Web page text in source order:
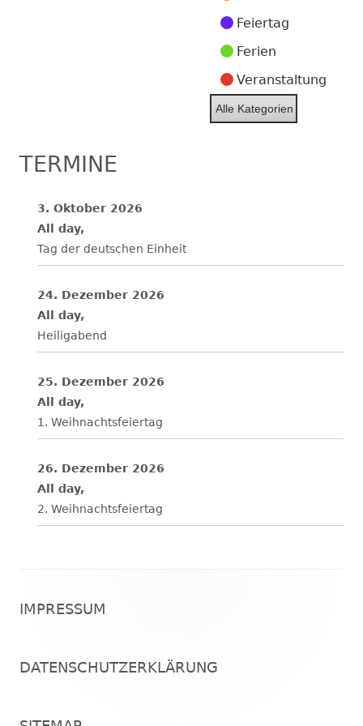
2026
2026
Feiertag
Ferien
Veranstaltung
Alle Kategorien
TERMINE
3. Oktober 2026
All day,
Tag der deutschen Einheit
24. Dezember 2026
All day,
Heiligabend
25. Dezember 2026
All day,
1. Weihnachtsfeiertag
26. Dezember 2026
All day,
2. Weihnachtsfeiertag
Inhalt
IMPRESSUM
DATENSCHUTZERKLÄRUNG